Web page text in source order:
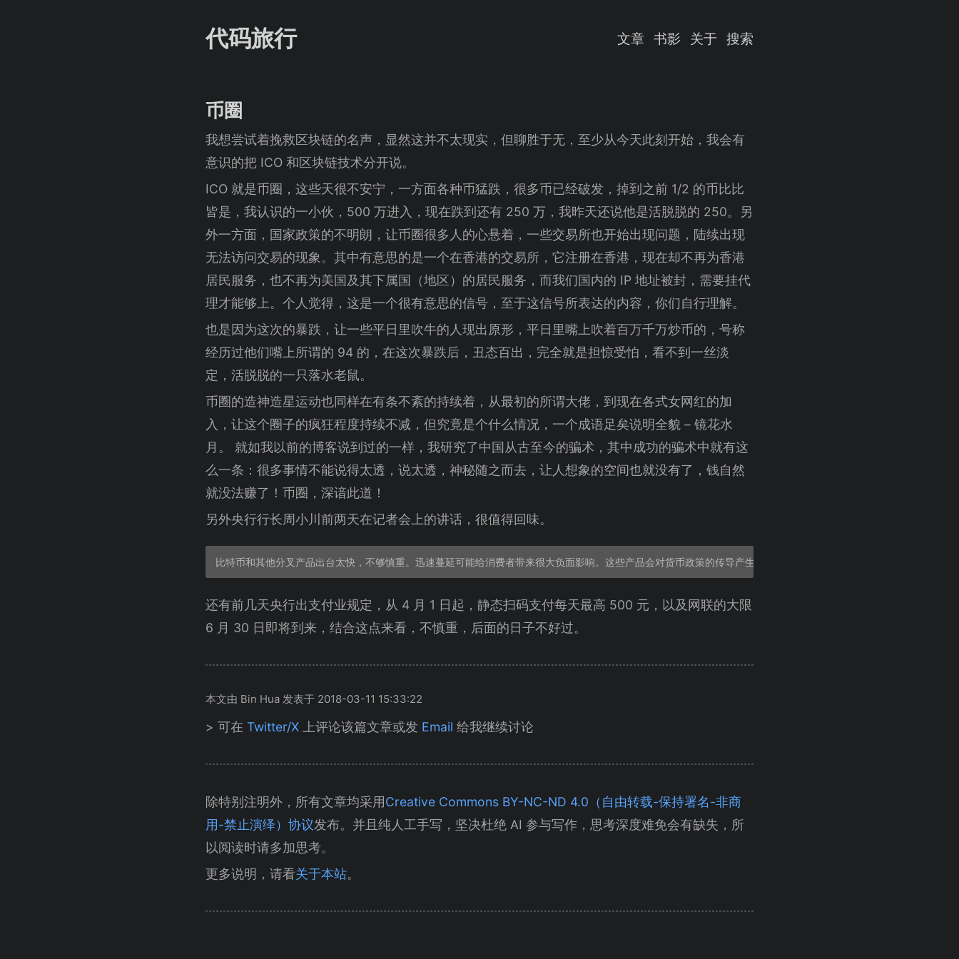
代码旅行 文章 书影 关于 搜索
币圈
我想尝试着挽救区块链的名声，显然这并不太现实，但聊胜于无，至少从今天此刻开始，我会有
意识的把 ICO 和区块链技术分开说。
ICO 就是币圈，这些天很不安宁，一方面各种币猛跌，很多币已经破发，掉到之前 1/2 的币比比
皆是，我认识的一小伙，500 万进入，现在跌到还有 250 万，我昨天还说他是活脱脱的 250。另
外一方面，国家政策的不明朗，让币圈很多人的心悬着，一些交易所也开始出现问题，陆续出现
无法访问交易的现象。其中有意思的是一个在香港的交易所，它注册在香港，现在却不再为香港
居民服务，也不再为美国及其下属国（地区）的居民服务，而我们国内的 IP 地址被封，需要挂代
理才能够上。个人觉得，这是一个很有意思的信号，至于这信号所表达的内容，你们自行理解。
也是因为这次的暴跌，让一些平日里吹牛的人现出原形，平日里嘴上吹着百万千万炒币的，号称
经历过他们嘴上所谓的 94 的，在这次暴跌后，丑态百出，完全就是担惊受怕，看不到一丝淡
定，活脱脱的一只落水老鼠。
币圈的造神造星运动也同样在有条不紊的持续着，从最初的所谓大佬，到现在各式女网红的加
入，让这个圈子的疯狂程度持续不减，但究竟是个什么情况，一个成语足矣说明全貌 – 镜花水
月。 就如我以前的博客说到过的一样，我研究了中国从古至今的骗术，其中成功的骗术中就有这
么一条：很多事情不能说得太透，说太透，神秘随之而去，让人想象的空间也就没有了，钱自然
就没法赚了！币圈，深谙此道！
另外央行行长周小川前两天在记者会上的讲话，很值得回味。
还有前几天央行出支付业规定，从 4 月 1 日起，静态扫码支付每天最高 500 元，以及网联的大限
6 月 30 日即将到来，结合这点来看，不慎重，后面的日子不好过。
本文由 Bin Hua 发表于 2018-03-11 15:33:22
> 可在 Twitter/X 上评论该篇文章或发 Email 给我继续讨论
除特别注明外，所有文章均采用Creative Commons BY-NC-ND 4.0（自由转载-保持署名-非商
用-禁止演绎）协议发布。并且纯人工手写，坚决杜绝 AI 参与写作，思考深度难免会有缺失，所
以阅读时请多加思考。
更多说明，请看关于本站。